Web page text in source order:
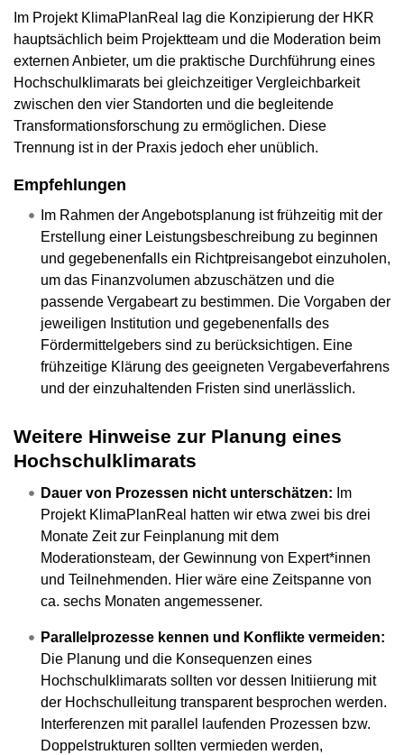
Im Projekt KlimaPlanReal lag die Konzipierung der HKR
hauptsächlich beim Projektteam und die Moderation beim
externen Anbieter, um die praktische Durchführung eines
Hochschulklimarats bei gleichzeitiger Vergleichbarkeit
zwischen den vier Standorten und die begleitende
Transformationsforschung zu ermöglichen. Diese
Trennung ist in der Praxis jedoch eher unüblich.
Empfehlungen
Im Rahmen der Angebotsplanung ist frühzeitig mit der
Erstellung einer Leistungsbeschreibung zu beginnen
und gegebenenfalls ein Richtpreisangebot einzuholen,
um das Finanzvolumen abzuschätzen und die
passende Vergabeart zu bestimmen. Die Vorgaben der
jeweiligen Institution und gegebenenfalls des
Fördermittelgebers sind zu berücksichtigen. Eine
frühzeitige Klärung des geeigneten Vergabeverfahrens
und der einzuhaltenden Fristen sind unerlässlich.
Weitere Hinweise zur Planung eines
Hochschulklimarats
Dauer von Prozessen nicht unterschätzen: Im
Projekt KlimaPlanReal hatten wir etwa zwei bis drei
Monate Zeit zur Feinplanung mit dem
Moderationsteam, der Gewinnung von Expert*innen
und Teilnehmenden. Hier wäre eine Zeitspanne von
ca. sechs Monaten angemessener.
Parallelprozesse kennen und Konflikte vermeiden:
Die Planung und die Konsequenzen eines
Hochschulklimarats sollten vor dessen Initiierung mit
der Hochschulleitung transparent besprochen werden.
Interferenzen mit parallel laufenden Prozessen bzw.
Doppelstrukturen sollten vermieden werden,